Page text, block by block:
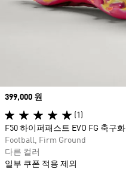
Price
399,000 원
(1)
F50 하이퍼패스트 EVO FG 축구화
Football, Firm Ground
다른 컬러
일부 쿠폰 적용 제외